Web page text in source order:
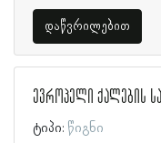
დაწვრილებით
ევროპელი ქალების
ტიპი: წიგნი